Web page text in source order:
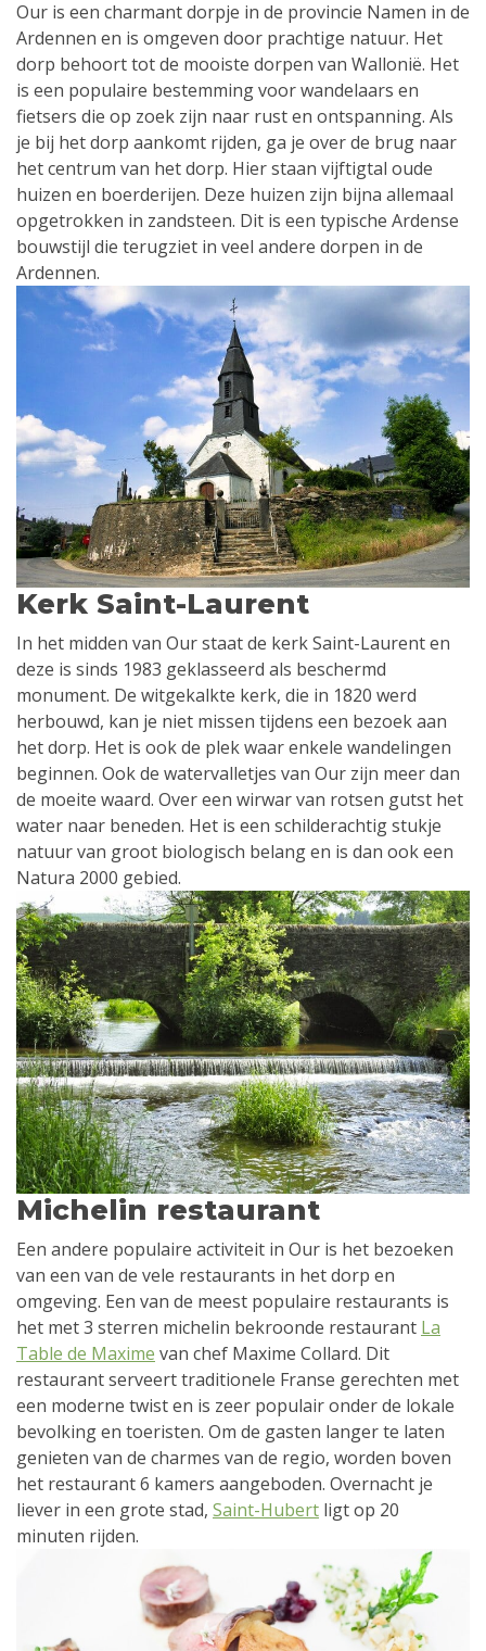
Our is een charmant dorpje in de provincie Namen in de
Ardennen en is omgeven door prachtige natuur. Het
dorp behoort tot de mooiste dorpen van Wallonië. Het
is een populaire bestemming voor wandelaars en
fietsers die op zoek zijn naar rust en ontspanning. Als
je bij het dorp aankomt rijden, ga je over de brug naar
het centrum van het dorp. Hier staan vijftigtal oude
huizen en boerderijen. Deze huizen zijn bijna allemaal
opgetrokken in zandsteen. Dit is een typische Ardense
bouwstijl die terugziet in veel andere dorpen in de
Ardennen.
Kerk Saint-Laurent
In het midden van Our staat de kerk Saint-Laurent en
deze is sinds 1983 geklasseerd als beschermd
monument. De witgekalkte kerk, die in 1820 werd
herbouwd, kan je niet missen tijdens een bezoek aan
het dorp. Het is ook de plek waar enkele wandelingen
beginnen. Ook de watervalletjes van Our zijn meer dan
de moeite waard. Over een wirwar van rotsen gutst het
water naar beneden. Het is een schilderachtig stukje
natuur van groot biologisch belang en is dan ook een
Natura 2000 gebied.
Michelin restaurant
Een andere populaire activiteit in Our is het bezoeken
van een van de vele restaurants in het dorp en
omgeving. Een van de meest populaire restaurants is
het met 3 sterren michelin bekroonde restaurant La
Table de Maxime van chef Maxime Collard. Dit
restaurant serveert traditionele Franse gerechten met
een moderne twist en is zeer populair onder de lokale
bevolking en toeristen. Om de gasten langer te laten
genieten van de charmes van de regio, worden boven
het restaurant 6 kamers aangeboden. Overnacht je
liever in een grote stad, Saint-Hubert ligt op 20
minuten rijden.